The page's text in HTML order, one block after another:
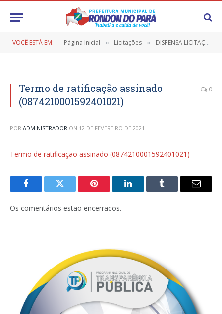
VOCÊ ESTÁ EM: Página Inicial » Licitações » DISPENSA LICITAÇÃO Nº 7/2020-007 (Aquisição de EPI – Equipamento de Proteção Individual)
Termo de ratificação assinado
(0874210001592401021)
0
POR ADMINISTRADOR ON 12 DE FEVEREIRO DE 2021
Termo de ratificação assinado (0874210001592401021)
FacebookTwitter Pinterest LinkedInTumblr
E-
Os comentários estão encerrados.